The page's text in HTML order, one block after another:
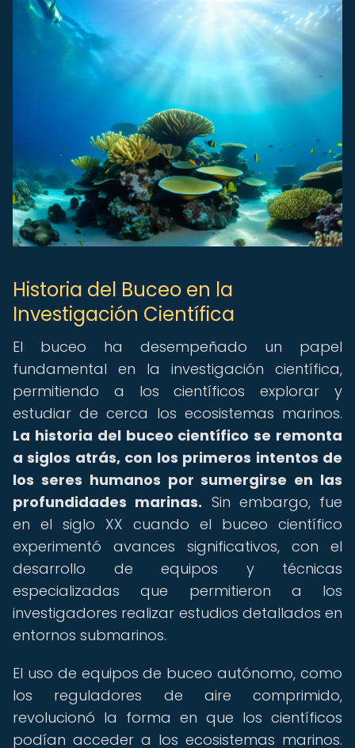
Historia del Buceo en la
Investigación Científica
El buceo ha desempeñado un papel
fundamental en la investigación científica,
permitiendo a los científicos explorar y
estudiar de cerca los ecosistemas marinos.
La historia del buceo científico se remonta
a siglos atrás, con los primeros intentos de
los seres humanos por sumergirse en las
profundidades marinas. Sin embargo, fue
en el siglo XX cuando el buceo científico
experimentó avances significativos, con el
desarrollo de equipos y técnicas
especializadas que permitieron a los
investigadores realizar estudios detallados en
entornos submarinos.
El uso de equipos de buceo autónomo, como
los reguladores de aire comprimido,
revolucionó la forma en que los científicos
podían acceder a los ecosistemas marinos.